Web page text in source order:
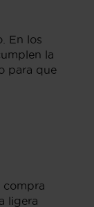
En los
la
para que
compra
ligera